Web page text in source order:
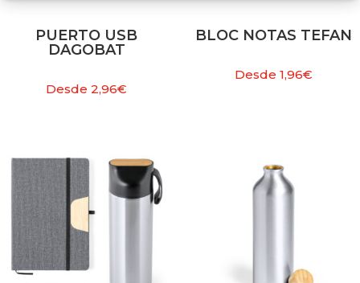
PUERTO USB
DAGOBAT
Desde2,96€
BLOC NOTAS TEFAN
Desde 1,96€